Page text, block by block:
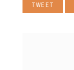
TWEET